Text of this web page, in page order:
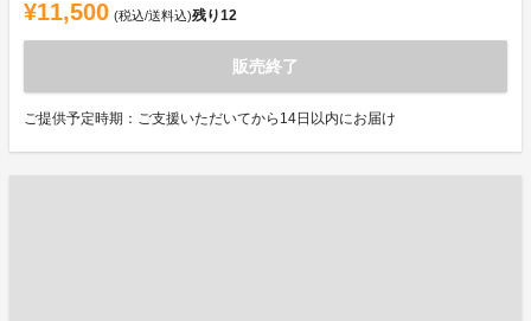
¥11,500 (税込/送料込)残り12
販売終了
ご提供予定時期：ご支援いただいてから14日以内にお届け